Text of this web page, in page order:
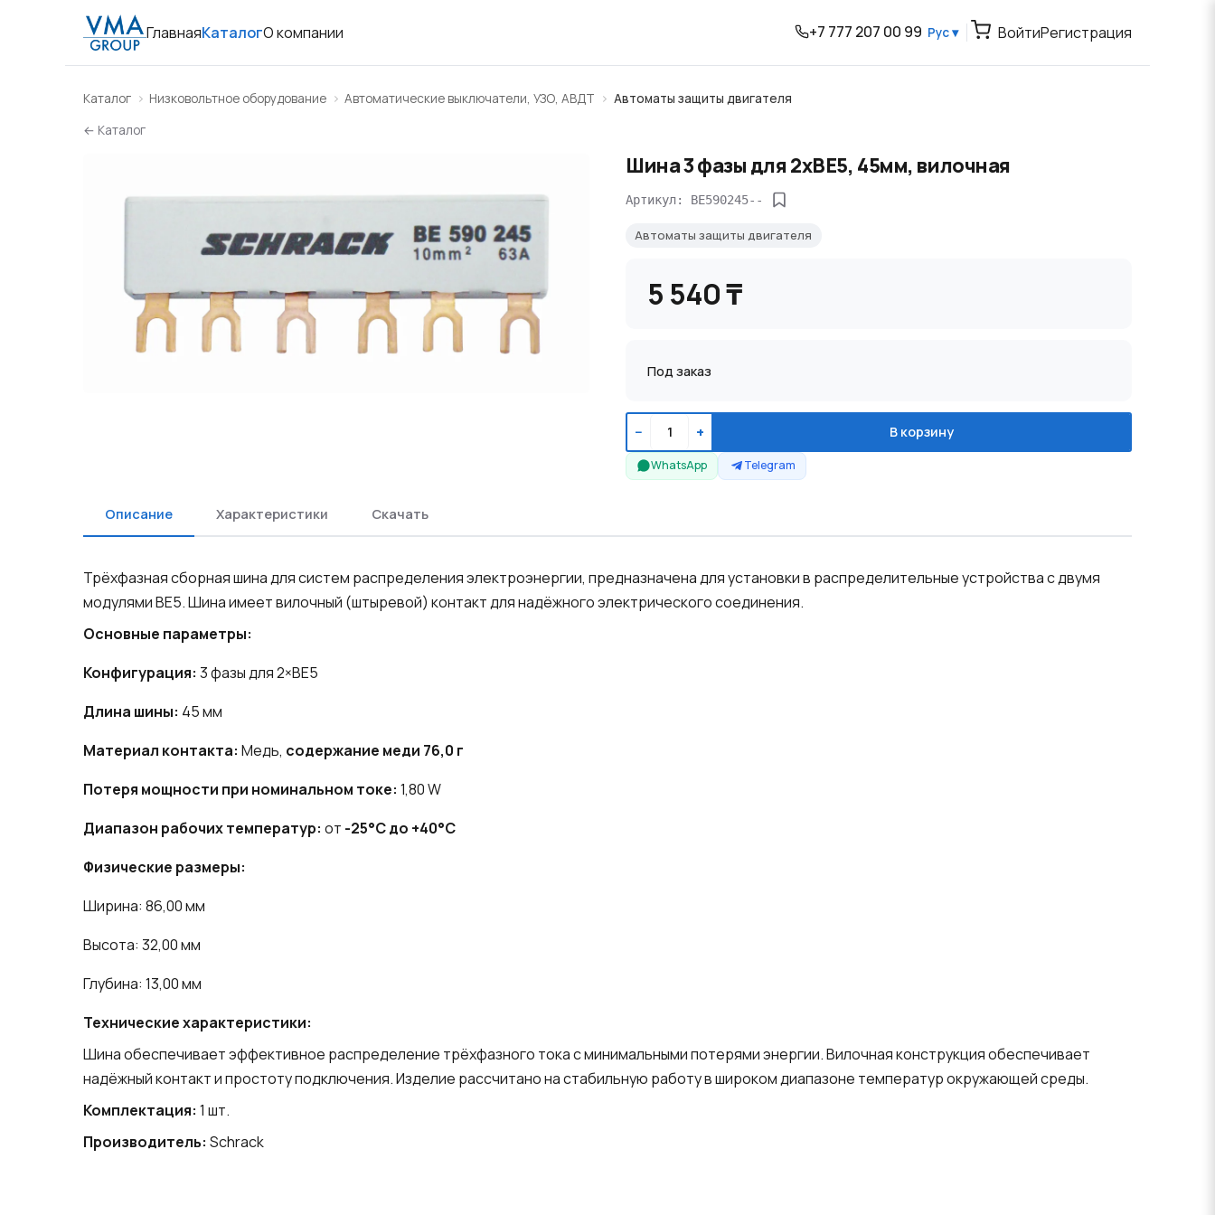
ГлавнаяКаталогО компании +7 777 207 00 99 Рус ▾ ВойтиРегистрация
Каталог Низковольтное оборудование Автоматические выключатели, УЗО, АВДТ
Автоматы защиты двигателя
← Каталог
Шина 3 фазы для 2xBE5, 45мм, вилочная
Артикул: BE590245--
Автоматы защиты двигателя
5 540 ₸
Под заказ
− + В корзину
WhatsApp Telegram
Описание Характеристики Скачать
Трёхфазная сборная шина для систем распределения электроэнергии, предназначена для установки в распределительные устройства с двумя
модулями BE5. Шина имеет вилочный (штыревой) контакт для надёжного электрического соединения.
Основные параметры:
Конфигурация: 3 фазы для 2×BE5
Длина шины: 45 мм
Материал контакта: Медь, содержание меди 76,0 г
Потеря мощности при номинальном токе: 1,80 W
Диапазон рабочих температур: от -25°C до +40°C
Физические размеры:
Ширина: 86,00 мм
Высота: 32,00 мм
Глубина: 13,00 мм
Технические характеристики:
Шина обеспечивает эффективное распределение трёхфазного тока с минимальными потерями энергии. Вилочная конструкция обеспечивает
надёжный контакт и простоту подключения. Изделие рассчитано на стабильную работу в широком диапазоне температур окружающей среды.
Комплектация: 1 шт.
Производитель: Schrack